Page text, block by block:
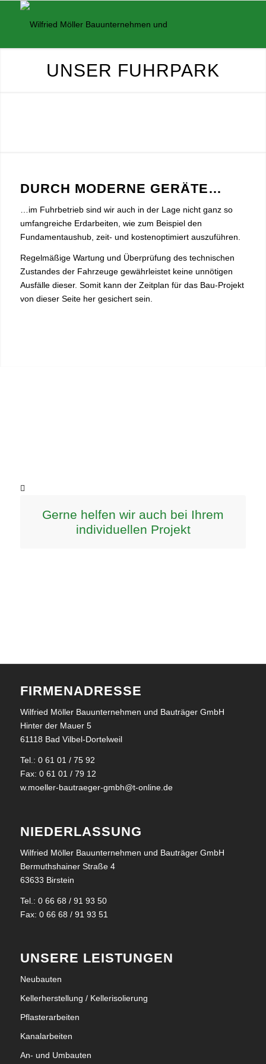
UNSER FUHRPARK
DURCH MODERNE GERÄTE…
…im Fuhrbetrieb sind wir auch in der Lage nicht ganz so
umfangreiche Erdarbeiten, wie zum Beispiel den
Fundamentaushub, zeit- und kostenoptimiert auszuführen.
Regelmäßige Wartung und Überprüfung des technischen
Zustandes der Fahrzeuge gewährleistet keine unnötigen
Ausfälle dieser. Somit kann der Zeitplan für das Bau-Projekt
von dieser Seite her gesichert sein.
Gerne helfen wir auch bei Ihrem
individuellen Projekt
FIRMENADRESSE
Wilfried Möller Bauunternehmen und Bauträger GmbH
Hinter der Mauer 5
61118 Bad Vilbel-Dortelweil
Tel.: 0 61 01 / 75 92
Fax: 0 61 01 / 79 12
w.moeller-bautraeger-gmbh@t-online.de
NIEDERLASSUNG
Wilfried Möller Bauunternehmen und Bauträger GmbH
Bermuthshainer Straße 4
63633 Birstein
Tel.: 0 66 68 / 91 93 50
Fax: 0 66 68 / 91 93 51
UNSERE LEISTUNGEN
Neubauten
Kellerherstellung / Kellerisolierung
Pflasterarbeiten
Kanalarbeiten
An- und Umbauten